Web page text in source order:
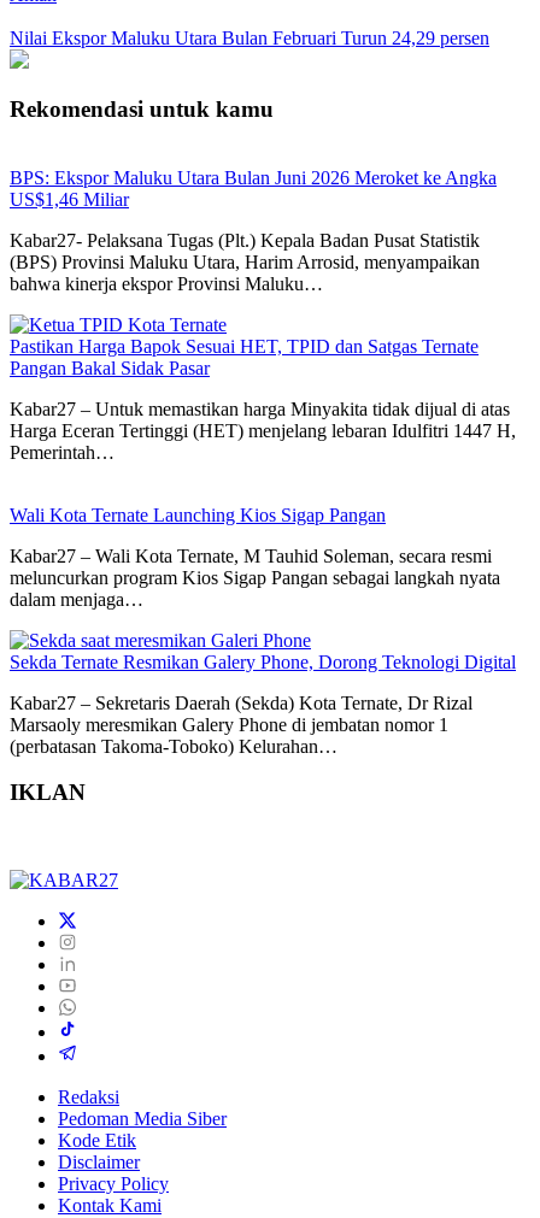
Nilai Ekspor Maluku Utara Bulan Februari Turun 24,29 persen
Rekomendasi untuk kamu
BPS: Ekspor Maluku Utara Bulan Juni 2026 Meroket ke Angka
US$1,46 Miliar
Kabar27- Pelaksana Tugas (Plt.) Kepala Badan Pusat Statistik
(BPS) Provinsi Maluku Utara, Harim Arrosid, menyampaikan
bahwa kinerja ekspor Provinsi Maluku…
Pastikan Harga Bapok Sesuai HET, TPID dan Satgas Ternate
Pangan Bakal Sidak Pasar
Kabar27 – Untuk memastikan harga Minyakita tidak dijual di atas
Harga Eceran Tertinggi (HET) menjelang lebaran Idulfitri 1447 H,
Pemerintah…
Wali Kota Ternate Launching Kios Sigap Pangan
Kabar27 – Wali Kota Ternate, M Tauhid Soleman, secara resmi
meluncurkan program Kios Sigap Pangan sebagai langkah nyata
dalam menjaga…
Sekda Ternate Resmikan Galery Phone, Dorong Teknologi Digital
Kabar27 – Sekretaris Daerah (Sekda) Kota Ternate, Dr Rizal
Marsaoly meresmikan Galery Phone di jembatan nomor 1
(perbatasan Takoma-Toboko) Kelurahan…
IKLAN
Redaksi
Pedoman Media Siber
Kode Etik
Disclaimer
Privacy Policy
Kontak Kami